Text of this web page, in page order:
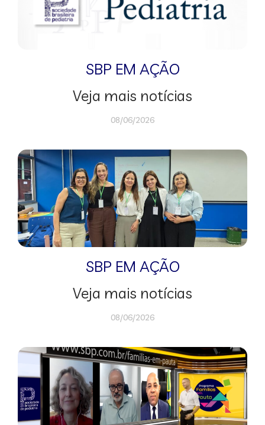
SBP EM AÇÃO
Veja mais notícias
08/06/2026
SBP EM AÇÃO
Veja mais notícias
08/06/2026